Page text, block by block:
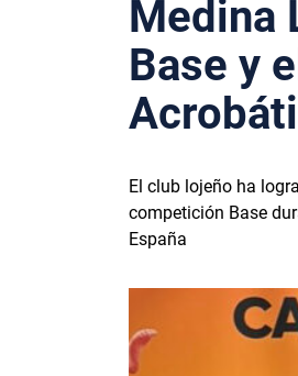
Medina
Base y
El club lojeño ha
competición Base
España